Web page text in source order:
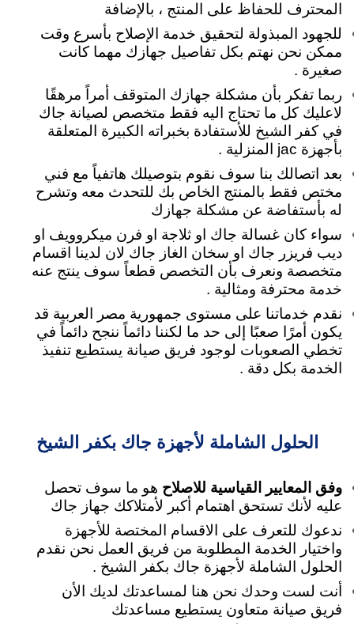
المحترف للحفاظ على المنتج ، بالإضافة
للجهود المبذولة لتحقيق خدمة الإصلاح بأسرع وقت
ممكن نحن نهتم بكل تفاصيل جهازك مهما كانت
صغيرة .
ربما تفكر بأن مشكلة جهازك المتوقف أمراً مرهقًا
لاعليك كل ما تحتاج اليه فقط متخصص لصيانة جاك
في كفر الشيخ للأستفادة بخبراته الكبيرة المتعلقة
بأجهزة jac المنزلية .
بعد اتصالك بنا سوف نقوم بتوصيلك هاتفياً مع فني
مختص فقط بالمنتج الخاص بك للتحدث معه وتشرح
له بأستفاضة عن مشكلة جهازك
سواء كان غسالة جاك او ثلاجة او فرن ميكروويف او
ديب فريزر جاك او سخان الغاز جاك لان لدينا اقسام
متخصصة ونعرف بأن التخصص قطعاً سوف ينتج عنه
خدمة محترفة ومثالية .
نقدم خدماتنا على مستوى جمهورية مصر العربية قد
يكون أمرًا صعبًا إلى حد ما لكننا دائماً ننجح دائماً في
تخطي الصعوبات لوجود فريق صيانة يستطيع تنفيذ
الخدمة بكل دقة .
الحلول الشاملة لأجهزة جاك بكفر الشيخ
وفق المعايير القياسية للاصلاح هو ما سوف تحصل
عليه لأنك تستحق اهتمام أكبر لأمتلاكك جهاز جاك
ندعوك للتعرف على الاقسام المختصة للأجهزة
واختيار الخدمة المطلوبة من فريق العمل نحن نقدم
الحلول الشاملة لأجهزة جاك بكفر الشيخ .
أنت لست وحدك نحن هنا لمساعدتك لديك الأن
فريق صيانة متعاون يستطيع مساعدتك